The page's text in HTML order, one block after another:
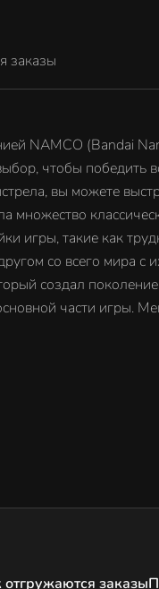
заказы
NAMCO (Bandai
чтобы победить
вы можете
множество
игры, такие как
со всего мира с
создал
части игры.
отгружаются заказы